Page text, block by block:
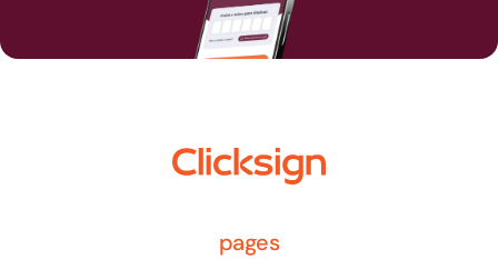
pages